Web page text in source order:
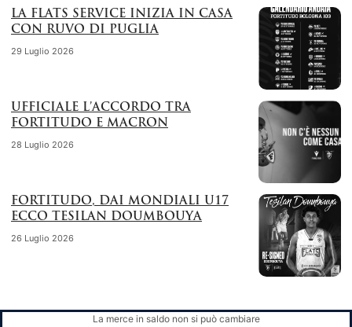
LA FLATS SERVICE INIZIA IN CASA
CON RUVO DI PUGLIA
29 Luglio 2026
UFFICIALE L’ACCORDO TRA
FORTITUDO E MACRON
28 Luglio 2026
FORTITUDO, DAI MONDIALI U17
ECCO TESILAN DOUMBOUYA
26 Luglio 2026
La merce in saldo non si può cambiare